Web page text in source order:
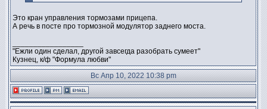
Это кран управления тормозами прицепа.
А речь в посте про тормозной модулятор заднего моста.
"Ежли один сделал, другой завсегда разобрать сумеет"
Кузнец, к/ф "Формула любви"
Вс Апр 10, 2022 10:38 pm